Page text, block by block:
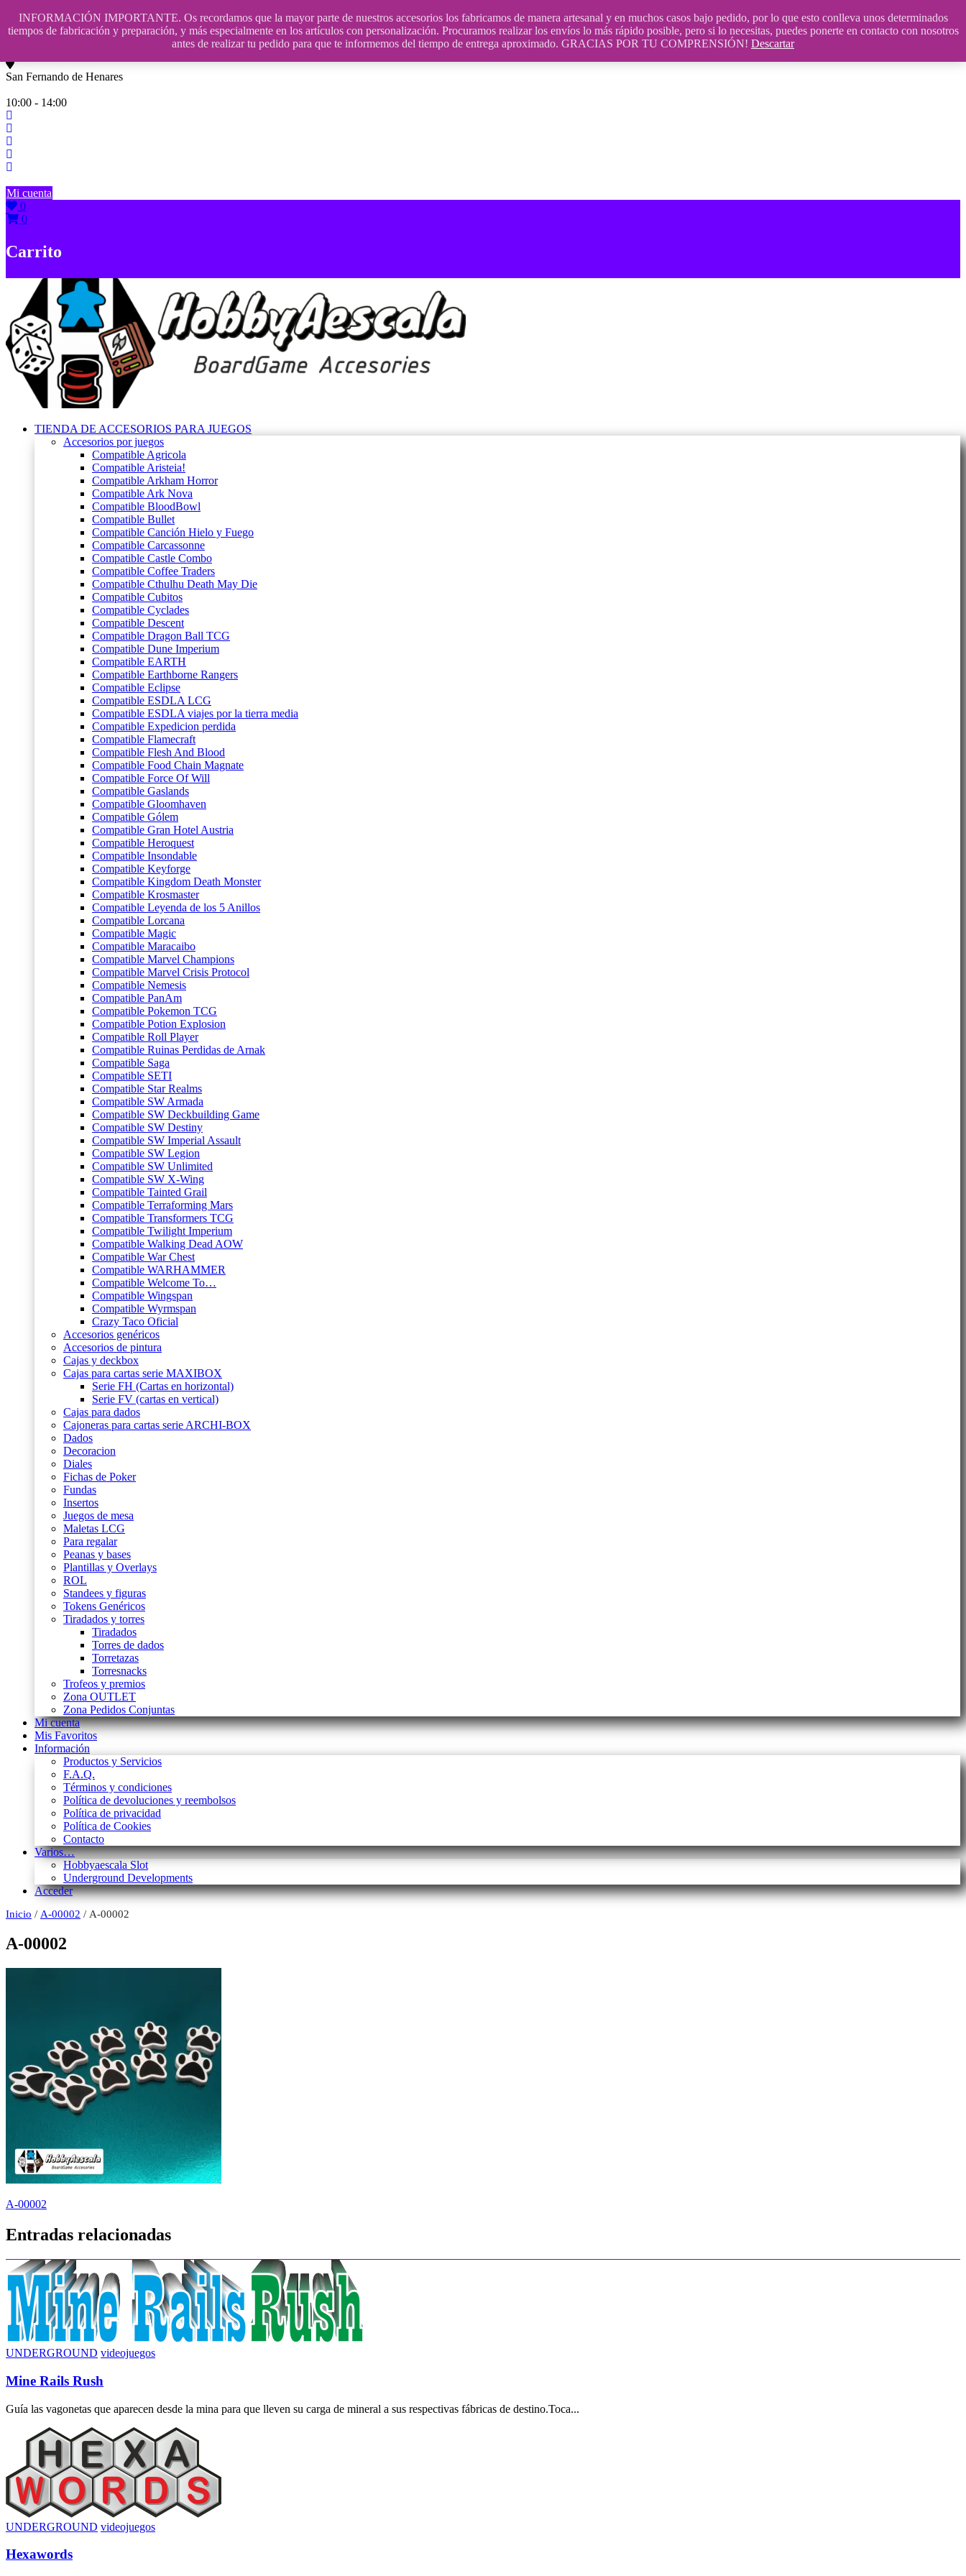
INFORMACIÓN IMPORTANTE. Os recordamos que la mayor parte de nuestros accesorios los fabricamos de manera artesanal y en muchos casos bajo pedido, por lo que esto conlleva unos determinados
tiempos de fabricación y preparación, y más especialmente en los artículos con personalización. Procuramos realizar los envíos lo más rápido posible, pero si lo necesitas, puedes ponerte en contacto con nosotros
antes de realizar tu pedido para que te informemos del tiempo de entrega aproximado. GRACIAS POR TU COMPRENSIÓN! Descartar
Saltar
contenido
609241475 SOLO DE 10:00 a 14:00
San Fernando de Henares
10:00 - 14:00
Mi cuenta
0
0
Carrito
TIENDA DE ACCESORIOS PARA JUEGOS
Accesorios por juegos
Compatible Agricola
Compatible Aristeia!
Compatible Arkham Horror
Compatible Ark Nova
Compatible BloodBowl
Compatible Bullet
Compatible Canción Hielo y Fuego
Compatible Carcassonne
Compatible Castle Combo
Compatible Coffee Traders
Compatible Cthulhu Death May Die
Compatible Cubitos
Compatible Cyclades
Compatible Descent
Compatible Dragon Ball TCG
Compatible Dune Imperium
Compatible EARTH
Compatible Earthborne Rangers
Compatible Eclipse
Compatible ESDLA LCG
Compatible ESDLA viajes por la tierra media
Compatible Expedicion perdida
Compatible Flamecraft
Compatible Flesh And Blood
Compatible Food Chain Magnate
Compatible Force Of Will
Compatible Gaslands
Compatible Gloomhaven
Compatible Gólem
Compatible Gran Hotel Austria
Compatible Heroquest
Compatible Insondable
Compatible Keyforge
Compatible Kingdom Death Monster
Compatible Krosmaster
Compatible Leyenda de los 5 Anillos
Compatible Lorcana
Compatible Magic
Compatible Maracaibo
Compatible Marvel Champions
Compatible Marvel Crisis Protocol
Compatible Nemesis
Compatible PanAm
Compatible Pokemon TCG
Compatible Potion Explosion
Compatible Roll Player
Compatible Ruinas Perdidas de Arnak
Compatible Saga
Compatible SETI
Compatible Star Realms
Compatible SW Armada
Compatible SW Deckbuilding Game
Compatible SW Destiny
Compatible SW Imperial Assault
Compatible SW Legion
Compatible SW Unlimited
Compatible SW X-Wing
Compatible Tainted Grail
Compatible Terraforming Mars
Compatible Transformers TCG
Compatible Twilight Imperium
Compatible Walking Dead AOW
Compatible War Chest
Compatible WARHAMMER
Compatible Welcome To…
Compatible Wingspan
Compatible Wyrmspan
Crazy Taco Oficial
Accesorios genéricos
Accesorios de pintura
Cajas y deckbox
Cajas para cartas serie MAXIBOX
Serie FH (Cartas en horizontal)
Serie FV (cartas en vertical)
Cajas para dados
Cajoneras para cartas serie ARCHI-BOX
Dados
Decoracion
Diales
Fichas de Poker
Fundas
Insertos
Juegos de mesa
Maletas LCG
Para regalar
Peanas y bases
Plantillas y Overlays
ROL
Standees y figuras
Tokens Genéricos
Tiradados y torres
Tiradados
Torres de dados
Torretazas
Torresnacks
Trofeos y premios
Zona OUTLET
Zona Pedidos Conjuntas
Mi cuenta
Mis Favoritos
Información
Productos y Servicios
F.A.Q.
Términos y condiciones
Política de devoluciones y reembolsos
Política de privacidad
Política de Cookies
Contacto
Varios…
Hobbyaescala Slot
Underground Developments
Acceder
Inicio / A-00002 / A-00002
A-00002
Navegación
de
entradas
A-00002
Entradas relacionadas
UNDERGROUND videojuegos
Mine Rails Rush
Guía las vagonetas que aparecen desde la mina para que lleven su carga de mineral a sus respectivas fábricas de destino.Toca...
UNDERGROUND videojuegos
Hexawords